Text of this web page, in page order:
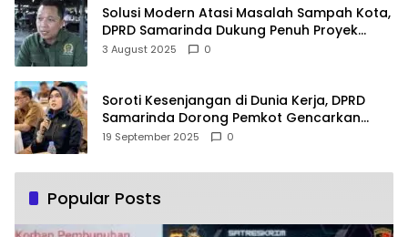
Solusi Modern Atasi Masalah Sampah Kota,
DPRD Samarinda Dukung Penuh Proyek
PLTSA
3 August 2025 0
Soroti Kesenjangan di Dunia Kerja, DPRD
Samarinda Dorong Pemkot Gencarkan
Pemberdayaan Perempuan
19 September 2025 0
Popular Posts